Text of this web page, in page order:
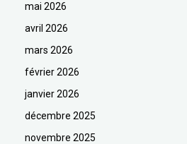
mai 2026
avril 2026
mars 2026
février 2026
janvier 2026
décembre 2025
novembre 2025